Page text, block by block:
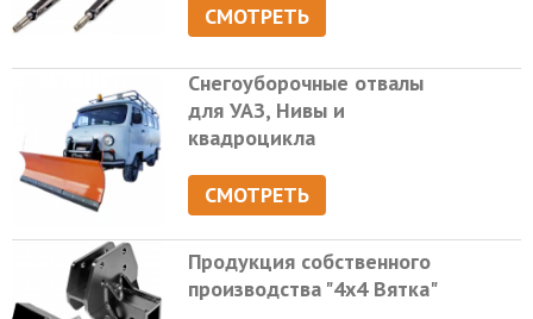
СМОТРЕТЬ
Снегоуборочные отвалы
для УАЗ, Нивы и
квадроцикла
СМОТРЕТЬ
Продукция собственного
производства "4х4 Вятка"